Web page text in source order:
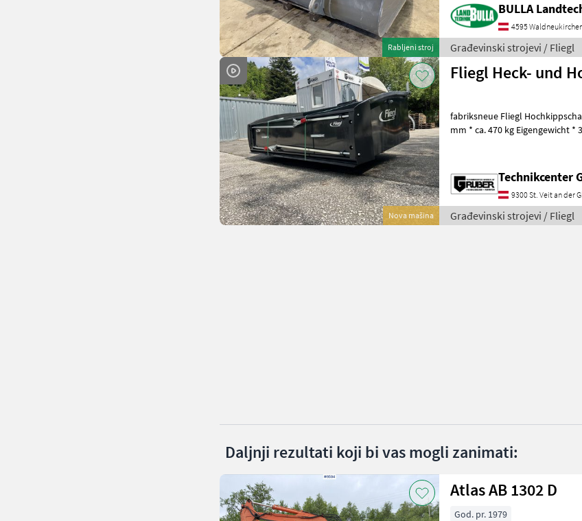
Rabljeni stroj
BULLA
4595
Građevinski strojevi / Fliegl
Nova mašina
Fliegl Heck- und
fabriksneue Fliegl
mm * ca. 470 kg Eigengewicht *
Technikcenter
9300 St. Veit an der
Građevinski strojevi / Fliegl
Daljnji rezultati koji bi vas mogli zanimati:
Atlas AB 1302 D
God. pr. 1979